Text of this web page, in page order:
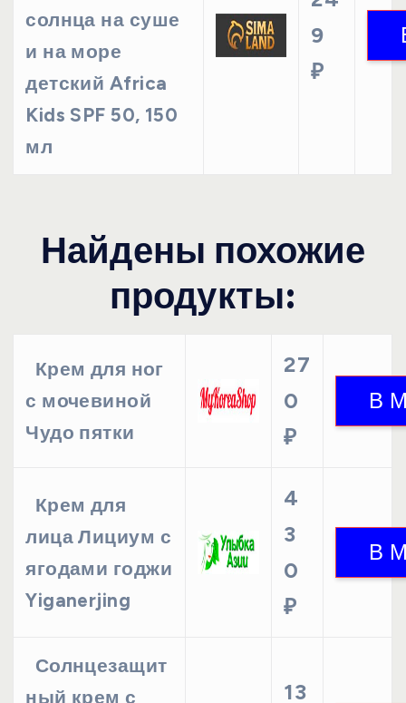
солнца на суше
и на море
детский Africa
Kids SPF 50, 150
мл
9
₽
Найдены похожие
продукты:
Крем для ног
с мочевиной
Чудо пятки
27
0
₽
Крем для
лица Лициум с
ягодами годжи
Yiganerjing
4
3
0
₽
Солнцезащит
ный крем с
13